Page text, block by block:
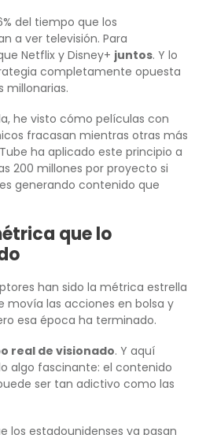
del tiempo que los
a ver televisión. Para
Netflix y Disney+ juntos. Y lo
completamente opuesta
millonarias.
he visto cómo películas con
fracasan mientras otras más
ha aplicado este principio a
200 millones por proyecto si
generando contenido que
que lo
han sido la métrica estrella
movía las acciones en bolsa y
esa época ha terminado.
real de visionado. Y aquí
algo fascinante: el contenido
ser tan adictivo como las
los estadounidenses ya pasan